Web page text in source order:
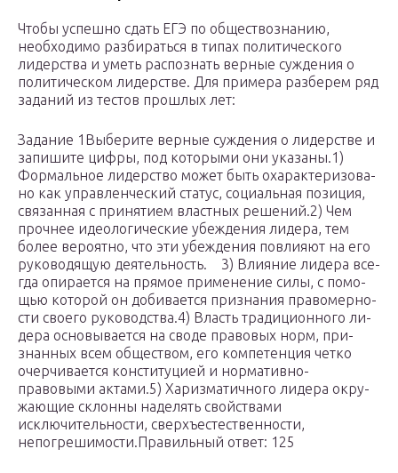
Чтобы успешно сдать ЕГЭ по обществознанию,
необходимо разбираться в типах политического
лидерства и уметь распознать верные суждения о
политическом лидерстве. Для примера разберем ряд
заданий из тестов прошлых лет:
Задание 1Выберите вер­ные суж­де­ния о ли­дер­стве и
за­пи­ши­те цифры, под ко­то­ры­ми они указаны.1)
Формальное ли­дер­ство может быть оха­рак­те­ри­зо­ва­
но как управ­лен­че­ский статус, со­ци­аль­ная позиция,
свя­зан­ная с при­ня­ти­ем власт­ных решений.2) Чем
проч­нее идео­ло­ги­че­ские убеж­де­ния лидера, тем
более вероятно, что эти убеж­де­ния по­вли­я­ют на его
ру­ко­во­дя­щую деятельность. 3) Влияние ли­де­ра все­
гда опи­ра­ет­ся на пря­мое при­ме­не­ние силы, с по­мо­
щью ко­то­рой он до­би­ва­ет­ся при­зна­ния пра­во­мер­но­
сти сво­е­го руководства.4) Власть тра­ди­ци­он­но­го ли­
де­ра ос­но­вы­ва­ет­ся на своде пра­во­вых норм, при­
знан­ных всем обществом, его ком­пе­тен­ция четко
очер­чи­ва­ет­ся кон­сти­ту­ци­ей и нормативно-
правовыми актами.5) Харизматичного ли­де­ра окру­
жа­ю­щие склон­ны на­де­лять свой­ства­ми
исключительности, сверхъестественности,
непогрешимости.Правильный ответ: 125